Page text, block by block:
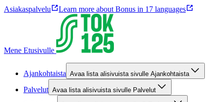
Asiakaspalvelu Learn more about Bonus in 17 languages
Mene Etusivulle
Ajankohtaista Avaa lista alisivuista sivulle Ajankohtaista
Palvelut Avaa lista alisivuista sivulle Palvelut